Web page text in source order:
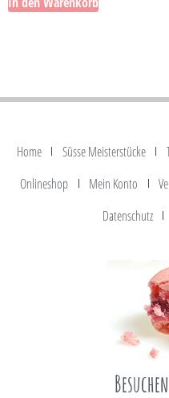
Home Süsse Meisterstücke
Onlineshop
Mein Konto
Datenschutz